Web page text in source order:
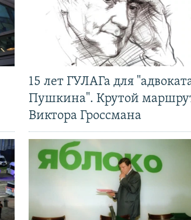
15 лет ГУЛАГа для
Пушкина". Крутой
Виктора Гроссмана